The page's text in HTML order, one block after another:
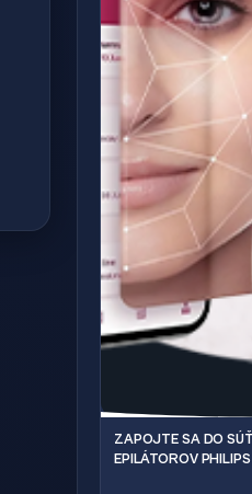
ZAPOJTE SA DO
EPILÁTOROV PHILIPS